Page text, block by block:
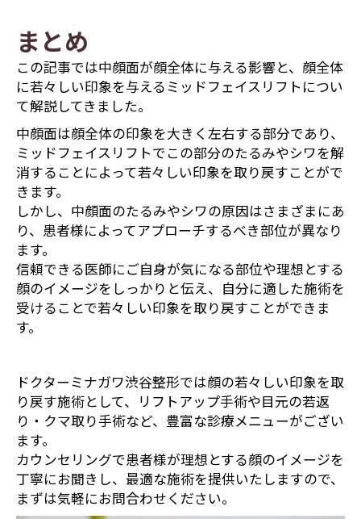
まとめ
この記事では中顔面が顔全体に与える影響と、顔全体
に若々しい印象を与えるミッドフェイスリフトについ
て解説してきました。
中顔面は顔全体の印象を大きく左右する部分であり、
ミッドフェイスリフトでこの部分のたるみやシワを解
消することによって若々しい印象を取り戻すことがで
きます。
しかし、中顔面のたるみやシワの原因はさまざまにあ
り、患者様によってアプローチするべき部位が異なり
ます。
信頼できる医師にご自身が気になる部位や理想とする
顔のイメージをしっかりと伝え、自分に適した施術を
受けることで若々しい印象を取り戻すことができま
す。
ドクターミナガワ渋谷整形では顔の若々しい印象を取
り戻す施術として、リフトアップ手術や目元の若返
り・クマ取り手術など、豊富な診療メニューがござい
ます。
カウンセリングで患者様が理想とする顔のイメージを
丁寧にお聞きし、最適な施術を提供いたしますので、
まずは気軽にお問合わせください。